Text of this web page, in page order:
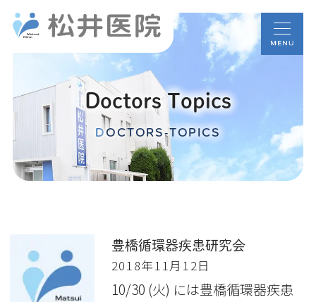
Doctors Topics
DOCTORS-TOPICS
豊橋循環器疾患研究会
2018年11月12日
10/30 (火) には豊橋循環器疾患